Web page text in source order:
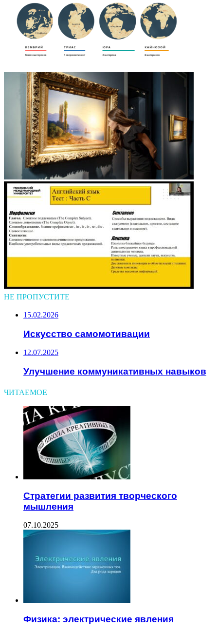
НЕ ПРОПУСТИТЕ
15.02.2026
Искусство самомотивации
12.07.2025
Улучшение коммуникативных навыков
ЧИТАЕМОЕ
Стратегии развития творческого
мышления
07.10.2025
Физика: электрические явления